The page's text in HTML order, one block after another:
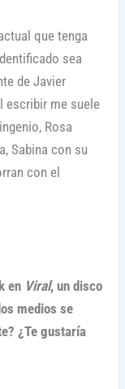
que tenga
sea
de Javier
escribir me suele
Rosa
Sabina con su
con el
en Viral, un disco
medios se
¿Te gustaría